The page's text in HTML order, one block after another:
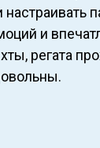
и
регата